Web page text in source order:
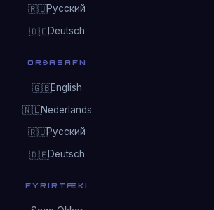
🇷🇺Русский
🇩🇪Deutsch
ORÐASAFN
🇬🇧English
🇳🇱Nederlands
🇷🇺Русский
🇩🇪Deutsch
FYRIRTÆKI